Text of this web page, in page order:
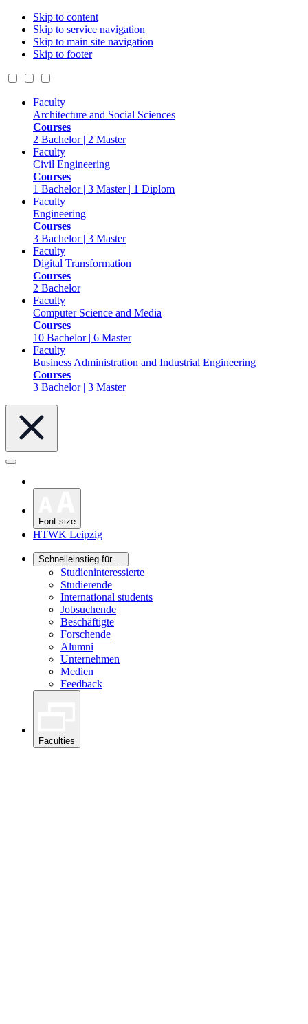
Skip to content
Skip to service navigation
Skip to main site navigation
Skip to footer
Faculty
Architecture and Social Sciences
Courses
2 Bachelor | 2 Master
Faculty
Civil Engineering
Courses
1 Bachelor | 3 Master | 1 Diplom
Faculty
Engineering
Courses
3 Bachelor | 3 Master
Faculty
Digital Transformation
Courses
2 Bachelor
Faculty
Computer Science and Media
Courses
10 Bachelor | 6 Master
Faculty
Business Administration and Industrial Engineering
Courses
3 Bachelor | 3 Master
Font size
HTWK Leipzig
Schnelleinstieg für ...
Studieninteressierte
Studierende
International students
Jobsuchende
Beschäftigte
Forschende
Alumni
Unternehmen
Medien
Feedback
Faculties